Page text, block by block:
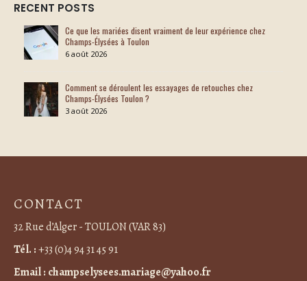
RECENT POSTS
Ce que les mariées disent vraiment de leur expérience chez
Champs-Élysées à Toulon
6 août 2026
Comment se déroulent les essayages de retouches chez
Champs-Élysées Toulon ?
3 août 2026
CONTACT
32 Rue d’Alger - TOULON (VAR 83)
Tél. :+33 (0)4 94 31 45 91
Email : champselysees.mariage@yahoo.fr